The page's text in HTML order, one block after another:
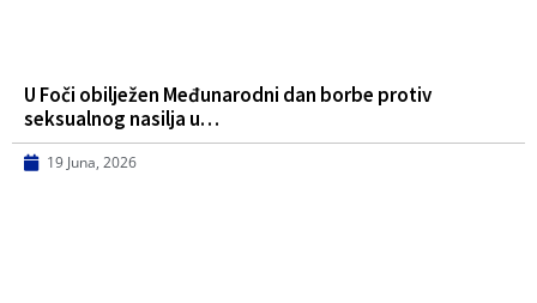
U Foči obilježen Međunarodni dan borbe protiv
seksualnog nasilja u…
19 Juna, 2026